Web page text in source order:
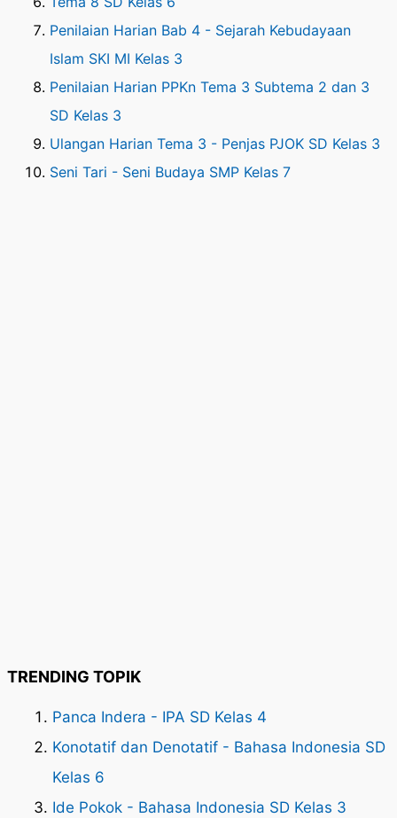
Penilaian Harian Bab 4 - Sejarah Kebudayaan
Islam SKI MI Kelas 3
Penilaian Harian PPKn Tema 3 Subtema 2 dan 3
SD Kelas 3
Ulangan Harian Tema 3 - Penjas PJOK SD Kelas 3
Seni Tari - Seni Budaya SMP Kelas 7
TRENDING TOPIK
Panca Indera - IPA SD Kelas 4
Konotatif dan Denotatif - Bahasa Indonesia SD
Kelas 6
Ide Pokok - Bahasa Indonesia SD Kelas 3